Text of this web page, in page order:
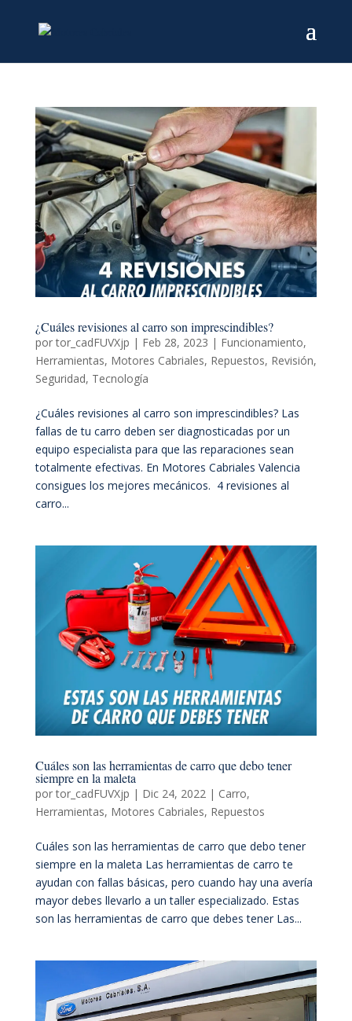
¿Cuáles revisiones al carro son imprescindibles?
portor_cadFUVXjp | Feb 28, 2023 | Funcionamiento,
Herramientas, Motores Cabriales, Repuestos, Revisión,
Seguridad, Tecnología
¿Cuáles revisiones al carro son imprescindibles? Las
fallas de tu carro deben ser diagnosticadas por un
equipo especialista para que las reparaciones sean
totalmente efectivas. En Motores Cabriales Valencia
consigues los mejores mecánicos. 4 revisiones al
carro...
Cuáles son las herramientas de carro que debo tener
siempre en la maleta
portor_cadFUVXjp | Dic 24, 2022| Carro,
Herramientas, Motores Cabriales, Repuestos
Cuáles son las herramientas de carro que debo tener
siempre en la maleta Las herramientas de carro te
ayudan con fallas básicas, pero cuando hay una avería
mayor debes llevarlo a un taller especializado. Estas
son las herramientas de carro que debes tener Las...